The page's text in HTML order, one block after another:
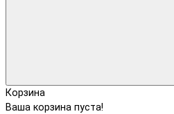
Корзина
Ваша корзина пуста!